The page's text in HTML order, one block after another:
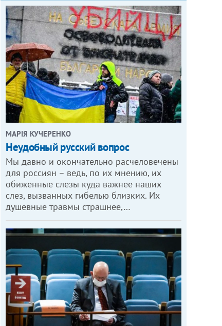
МАРІЯ КУЧЕРЕНКО
​Неудобный русский вопрос
Мы давно и окончательно расчеловечены
для россиян – ведь, по их мнению, их
обиженные слезы куда важнее наших
слез, вызванных гибелью близких. Их
душевные травмы страшнее,…